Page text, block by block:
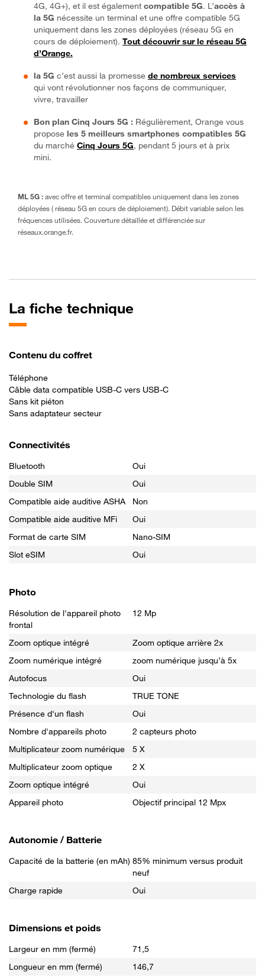
4G, 4G+), et il est également compatible 5G. L’accès à
la 5G nécessite un terminal et une offre compatible 5G
uniquement dans les zones déployées (réseau 5G en
cours de déploiement). Tout découvrir sur le réseau 5G
d’Orange.
la 5G c’est aussi la promesse de nombreux services
qui vont révolutionner nos façons de communiquer,
vivre, travailler
Bon plan Cinq Jours 5G : Régulièrement, Orange vous
propose les 5 meilleurs smartphones compatibles 5G
du marché Cinq Jours 5G, pendant 5 jours et à prix
mini.
ML 5G : avec offre et terminal compatibles uniquement dans les zones
déployées ( réseau 5G en cours de déploiement). Débit variable selon les
fréquences utilisées. Couverture détaillée et différenciée sur
réseaux.orange.fr.
La fiche technique
Contenu du coffret
Téléphone
Câble data compatible USB-C vers USB-C
Sans kit piéton
Sans adaptateur secteur
Connectivités
Bluetooth
Oui
Double SIM
Oui
Compatible aide auditive ASHA
Non
Compatible aide auditive MFi
Oui
Format de carte SIM
Nano-SIM
Slot eSIM
Oui
Photo
Résolution de l'appareil photo
frontal
12 Mp
Zoom optique intégré
Zoom optique arrière 2x
Zoom numérique intégré
zoom numérique jusqu’à 5x
Autofocus
Oui
Technologie du flash
TRUE TONE
Présence d'un flash
Oui
Nombre d'appareils photo
2 capteurs photo
Multiplicateur zoom numérique
5 X
Multiplicateur zoom optique
2 X
Zoom optique intégré
Oui
Appareil photo
Objectif principal 12 Mpx
Autonomie / Batterie
Capacité de la batterie (en mAh) 85% minimum versus produit
neuf
Charge rapide
Oui
Dimensions et poids
Largeur en mm (fermé)
71,5
Longueur en mm (fermé)
146,7